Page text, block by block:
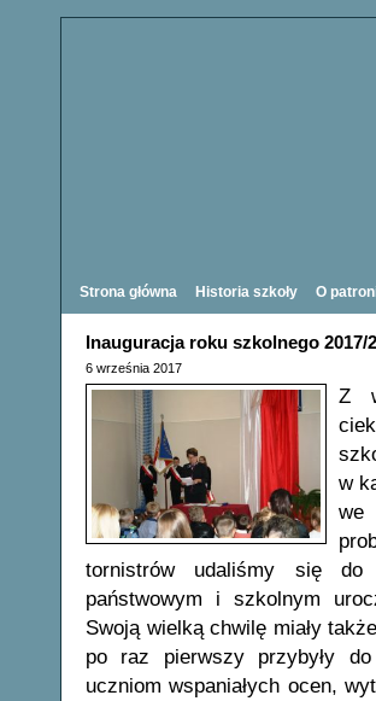
Strona główna Historia szkoły O
Inauguracja roku szkolnego 2017/
6 września 2017
Z
w
we
tornistrów udaliśmy się do
państwowym i szkolnym
Swoją wielką chwilę miały
po raz pierwszy przybyły
uczniom wspaniałych ocen,